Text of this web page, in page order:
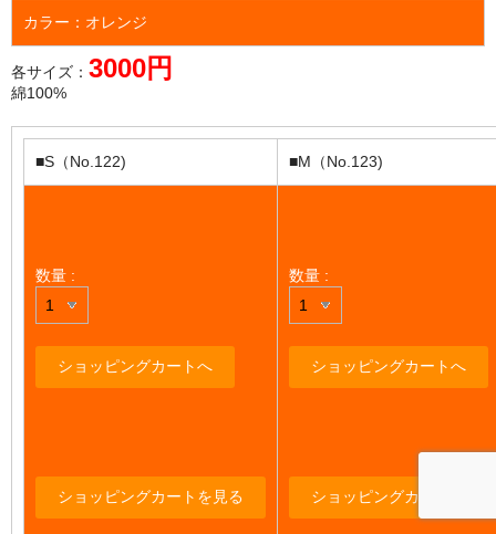
カラー：オレンジ
各サイズ： 3000円
綿100%
■S（No.122) ■M（No.123)
数量 : 数量 :